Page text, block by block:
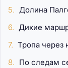
Долина
Дикие
Тропа через
По следам